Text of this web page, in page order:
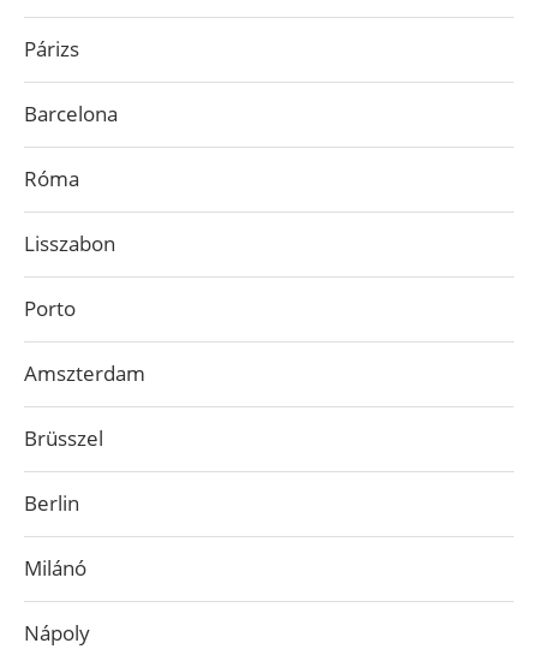
Párizs
Barcelona
Róma
Lisszabon
Porto
Amszterdam
Brüsszel
Berlin
Milánó
Nápoly